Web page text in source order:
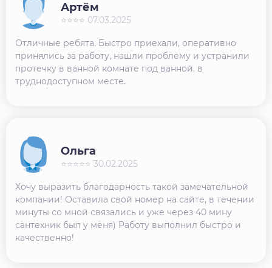
Отличные ребята. Быстро приехали, оперативно
принялись за работу, нашли проблему и устранили
протечку в ванной комнате под ванной, в
труднодоступном месте.
Артём
⭐⭐⭐⭐ 07.03.2025
Хочу выразить благодарность такой замечательной
компании! Оставила свой номер на сайте, в течении
минуты со мной связались и уже через 40 мину
сантехник был у меня) Работу выполнил быстро и
качественно!
Ольга
⭐⭐⭐⭐⭐ 30.02.2025